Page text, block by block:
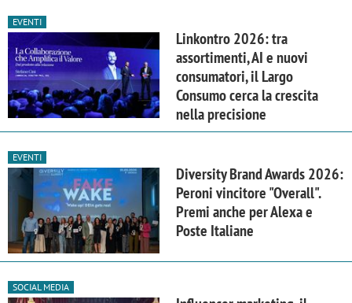
EVENTI
Linkontro 2026: tra
assortimenti, AI e nuovi
consumatori, il Largo
Consumo cerca la crescita
nella precisione
EVENTI
Diversity Brand Awards 2026:
Peroni vincitore "Overall".
Premi anche per Alexa e
Poste Italiane
SOCIAL MEDIA